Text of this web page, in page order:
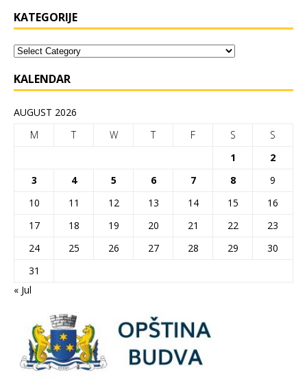
KATEGORIJE
KALENDAR
AUGUST 2026
M
T W T F S
S
1
2
3
4 5 6 7 8
9
10
11 12 13 14 15
16
17
18 19 20 21 22
23
24
25 26 27 28 29
30
31
« Jul